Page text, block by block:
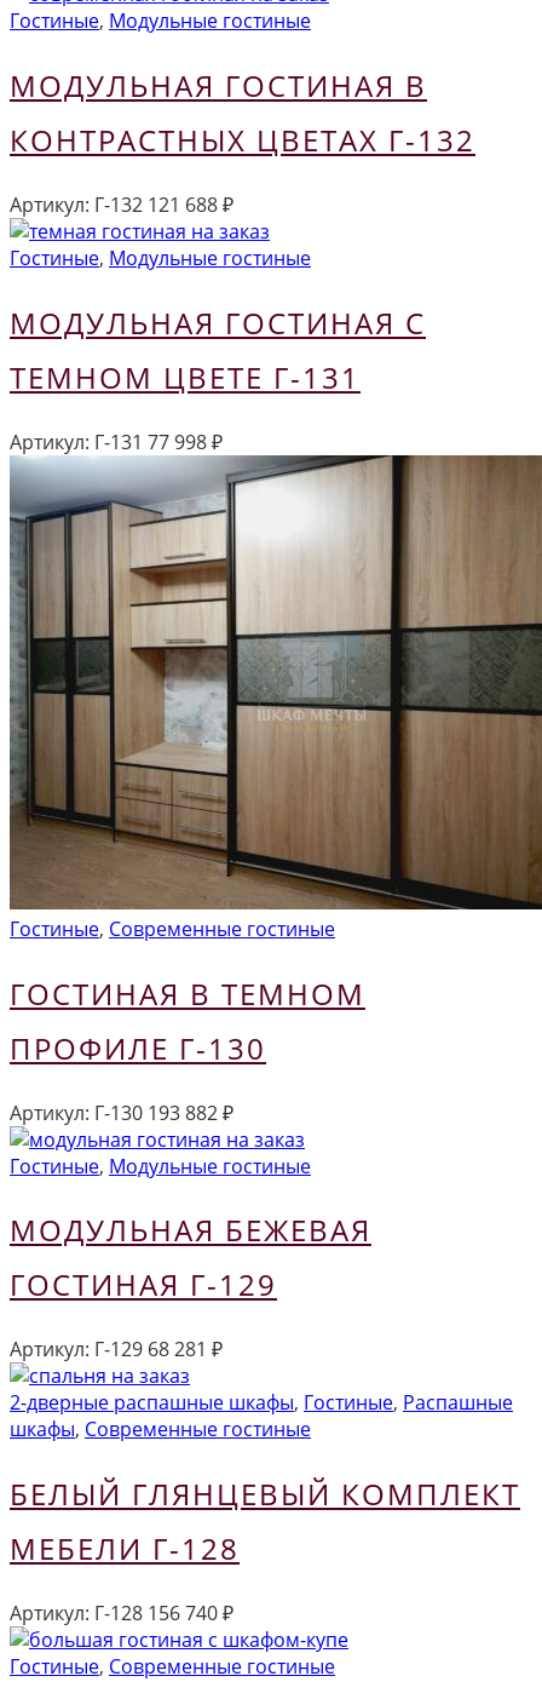
Гостиные, Модульные гостиные
МОДУЛЬНАЯ ГОСТИНАЯ В
КОНТРАСТНЫХ ЦВЕТАХ Г-132
Артикул: Г-132 121 688₽
Гостиные, Модульные гостиные
МОДУЛЬНАЯ ГОСТИНАЯ С
ТЕМНОМ ЦВЕТЕ Г-131
Артикул: Г-131 77 998₽
Гостиные, Современные гостиные
ГОСТИНАЯ В ТЕМНОМ
ПРОФИЛЕ Г-130
Артикул: Г-130 193 882₽
Гостиные, Модульные гостиные
МОДУЛЬНАЯ БЕЖЕВАЯ
ГОСТИНАЯ Г-129
Артикул: Г-129 68 281 ₽
2-дверные распашные шкафы, Гостиные, Распашные
шкафы, Современные гостиные
БЕЛЫЙ ГЛЯНЦЕВЫЙ КОМПЛЕКТ
МЕБЕЛИ Г-128
Артикул: Г-128 156 740₽
Гостиные, Современные гостиные